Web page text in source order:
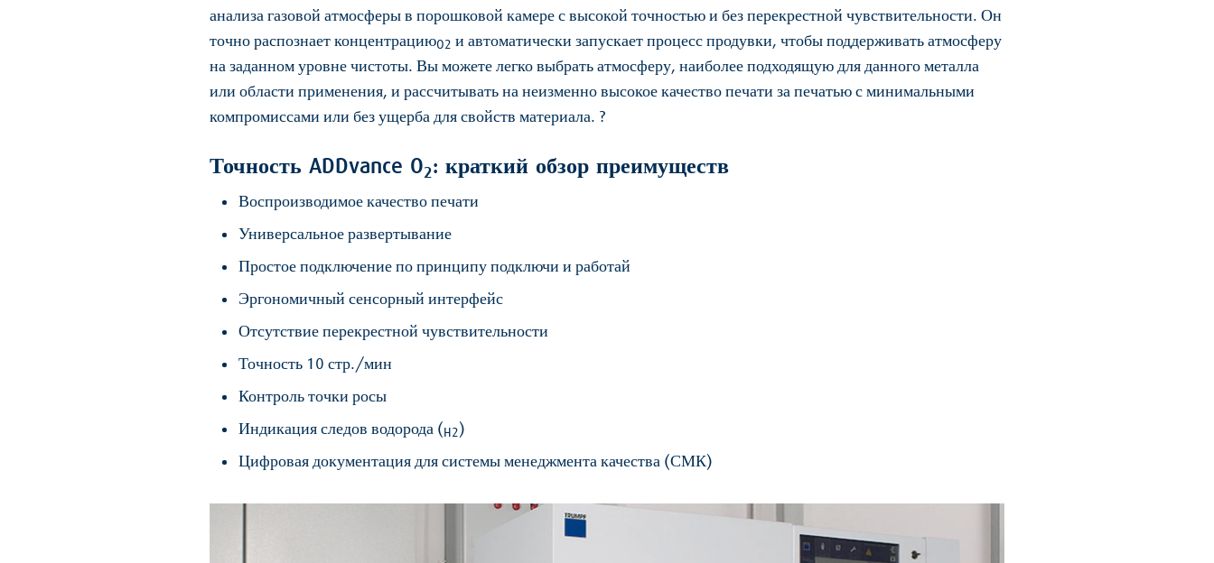
анализа газовой атмосферы в порошковой камере с высокой точностью и без перекрестной чувствительности. Он
точно распознает концентрациюO2 и автоматически запускает процесс продувки, чтобы поддерживать атмосферу
на заданном уровне чистоты. Вы можете легко выбрать атмосферу, наиболее подходящую для данного металла
или области применения, и рассчитывать на неизменно высокое качество печати за печатью с минимальными
компромиссами или без ущерба для свойств материала. ?
Точность ADDvance O2: краткий обзор преимуществ
Воспроизводимое качество печати
Универсальное развертывание
Простое подключение по принципу подключи и работай
Эргономичный сенсорный интерфейс
Отсутствие перекрестной чувствительности
Точность 10 стр./мин
Контроль точки росы
Индикация следов водорода ( H2 )
Цифровая документация для системы менеджмента качества (СМК)